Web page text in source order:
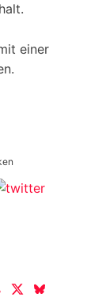
einer